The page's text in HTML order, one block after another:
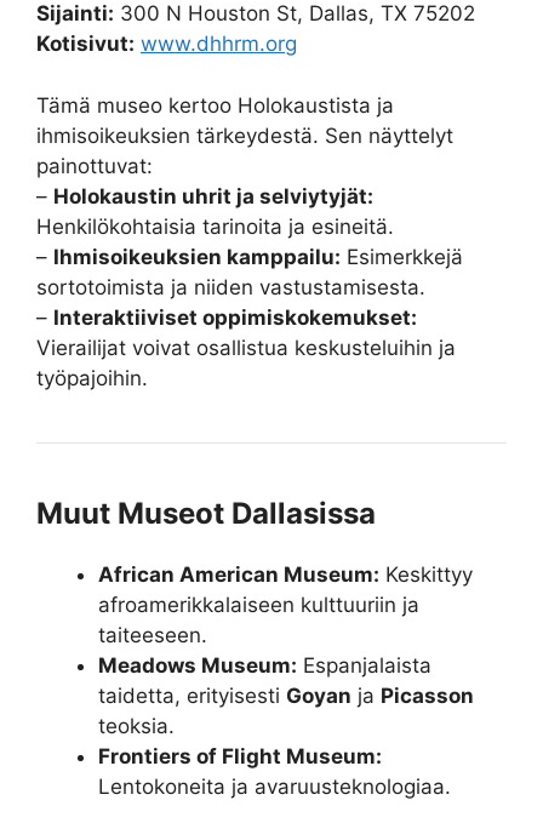
Sijainti: 300 N Houston St, Dallas, TX 75202
Kotisivut: www.dhhrm.org
Tämä museo kertoo Holokaustista ja
ihmisoikeuksien tärkeydestä. Sen näyttelyt
painottuvat:
– Holokaustin uhrit ja selviytyjät:
Henkilökohtaisia tarinoita ja esineitä.
– Ihmisoikeuksien kamppailu: Esimerkkejä
sortotoimista ja niiden vastustamisesta.
– Interaktiiviset oppimiskokemukset:
Vierailijat voivat osallistua keskusteluihin ja
työpajoihin.
Muut Museot Dallasissa
African American Museum: Keskittyy
afroamerikkalaiseen kulttuuriin ja
taiteeseen.
Meadows Museum: Espanjalaista
taidetta, erityisesti Goyan ja Picasson
teoksia.
Frontiers of Flight Museum:
Lentokoneita ja avaruusteknologiaa.